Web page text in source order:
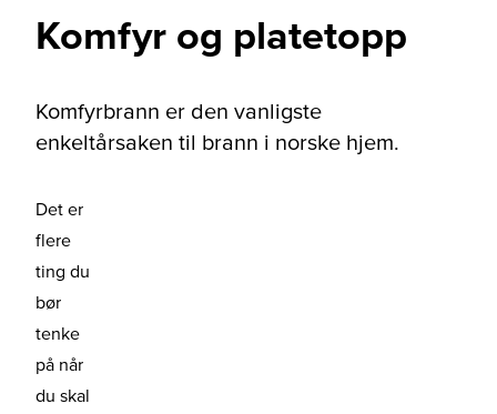
Komfyr og platetopp
Komfyrbrann er den vanligste
enkeltårsaken til brann i norske hjem.
Det er
flere
ting du
bør
tenke
på når
du skal